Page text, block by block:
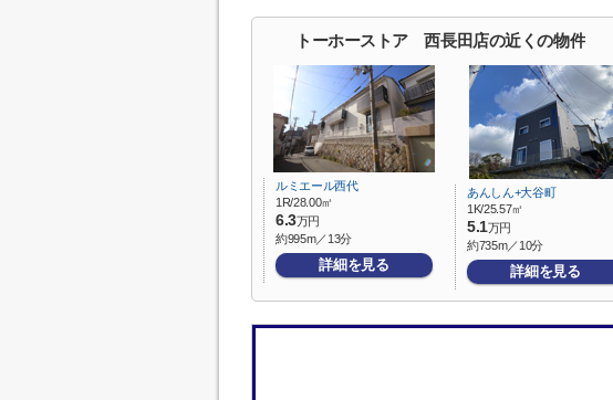
トーホーストア 西長田店の近くの物件
ルミエール西代
1R/28.00㎡
6.3万円
約995m／13分
詳細を見る
あんしん+大谷町
1K/25.57㎡
5.1万円
約735m／10分
詳細を見る